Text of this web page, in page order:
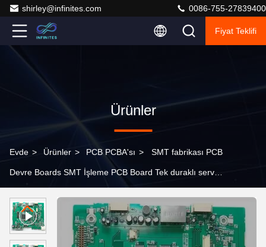
shirley@infinites.com 0086-755-27839400
Fiyat Teklifi
Ürünler
Evde > Ürünler > PCB PCBA'sı > SMT fabrikası PCB
Devre Boards SMT İşleme PCB Board Tek duraklı servis
sağlayın